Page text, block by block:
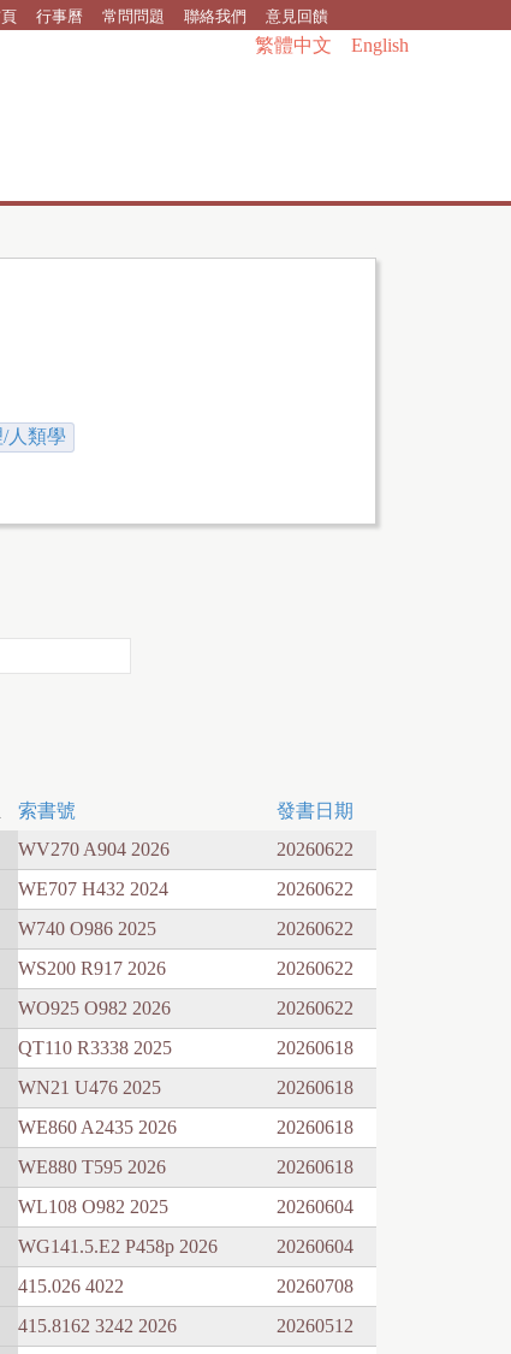
行事曆 常問問題 聯絡我們 意見回饋
繁體中文 English
人類學
索書號
發書日期
WV270 A904 2026
20260622
WE707 H432 2024
20260622
W740 O986 2025
20260622
WS200 R917 2026
20260622
WO925 O982 2026
20260622
QT110 R3338 2025
20260618
WN21 U476 2025
20260618
WE860 A2435 2026
20260618
WE880 T595 2026
20260618
WL108 O982 2025
20260604
WG141.5.E2 P458p 2026
20260604
415.026 4022
20260708
415.8162 3242 2026
20260512